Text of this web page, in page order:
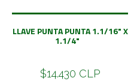
LLAVE PUNTA PUNTA 1.1/16" X
1.1/4"
$14.430 CLP